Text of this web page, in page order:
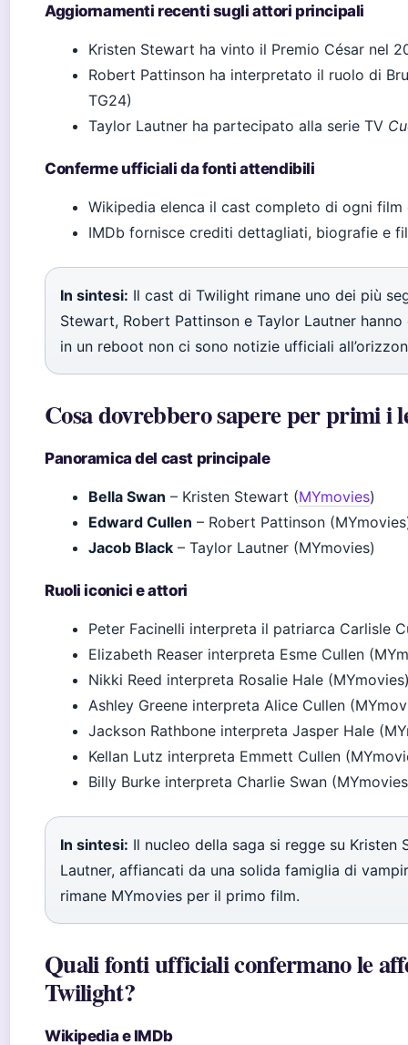
Aggiornamenti recenti sugli attori principali
Kristen Stewart ha vinto il Premio César nel
Robert Pattinson ha interpretato il ruolo di
TG24)
Taylor Lautner ha partecipato alla serie TV
Conferme ufficiali da fonti attendibili
Wikipedia elenca il cast completo di ogni
IMDb fornisce crediti dettagliati, biografie e
In sintesi: Il cast di Twilight rimane uno dei più
Stewart, Robert Pattinson e Taylor Lautner
in un reboot non ci sono notizie ufficiali
Cosa dovrebbero sapere per primi i
Panoramica del cast principale
Bella Swan – Kristen Stewart (MYmovies)
Edward Cullen – Robert Pattinson
Jacob Black – Taylor Lautner (MYmovies)
Ruoli iconici e attori
Peter Facinelli interpreta il patriarca Carlisle
Elizabeth Reaser interpreta Esme Cullen
Nikki Reed interpreta Rosalie Hale
Ashley Greene interpreta Alice Cullen
Jackson Rathbone interpreta Jasper Hale
Kellan Lutz interpreta Emmett Cullen
Billy Burke interpreta Charlie Swan
In sintesi: Il nucleo della saga si regge su
Lautner, affiancati da una solida famiglia di
rimane MYmovies per il primo film.
Quali fonti ufficiali confermano le
Twilight?
Wikipedia e IMDb